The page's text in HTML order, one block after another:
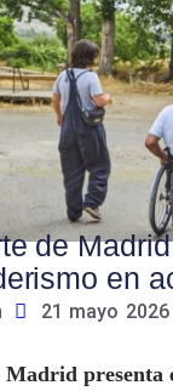
de
en
21 mayo 2026
presenta